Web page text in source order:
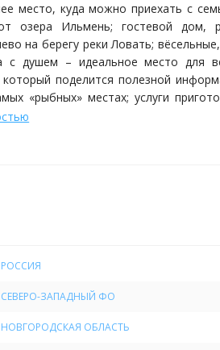
место, куда можно приехать с
озера Ильмень; гостевой дом,
на берегу реки Ловать;
с душем – идеальное место для
который поделится полезной
«рыбных» местах; услуги
природы. Рыбачите столько,
экземпляр рыбы или дичи,
РОССИЯ
СЕВЕРО-ЗАПАДНЫЙ ФО
НОВГОРОДСКАЯ ОБЛАСТЬ